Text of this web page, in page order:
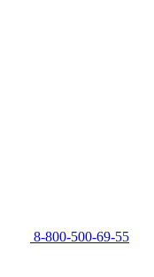
8-800-500-69-55